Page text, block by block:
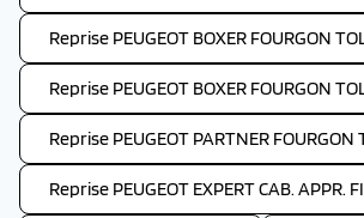
Reprise PEUGEOT BOXER FOURGON
Reprise PEUGEOT BOXER FOURGON
Reprise PEUGEOT PARTNER FOURGON
Reprise PEUGEOT EXPERT CAB. APPR.